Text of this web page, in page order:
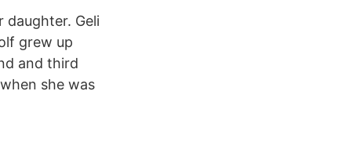
Geli
grew up
and third
she was